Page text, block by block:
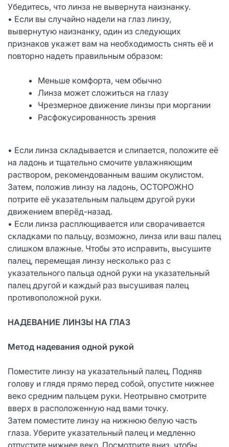
Убедитесь, что линза не вывернута наизнанку.
• Если вы случайно надели на глаз линзу,
вывернутую наизнанку, один из следующих
признаков укажет вам на необходимость снять её и
повторно надеть правильным образом:
Меньше комфорта, чем обычно
Линза может сложиться на глазу
Чрезмерное движение линзы при моргании
Расфокусированность зрения
• Если линза складывается и слипается, положите её
на ладонь и тщательно смочите увлажняющим
раствором, рекомендованным вашим окулистом.
Затем, положив линзу на ладонь, ОСТОРОЖНО
потрите её указательным пальцем другой руки
движением вперёд-назад.
• Если линза расплющивается или сворачивается
складками по пальцу, возможно, линза или ваш палец
слишком влажные. Чтобы это исправить, высушите
палец, перемещая линзу несколько раз с
указательного пальца одной руки на указательный
палец другой и каждый раз высушивая палец
противоположной руки.
НАДЕВАНИЕ ЛИНЗЫ НА ГЛАЗ
Метод надевания одной рукой
Поместите линзу на указательный палец. Подняв
голову и глядя прямо перед собой, опустите нижнее
веко средним пальцем руки. Неотрывно смотрите
вверх в расположенную над вами точку.
Затем поместите линзу на нижнюю белую часть
глаза. Уберите указательный палец и медленно
отпустите нижнее веко. Посмотрите вниз, чтобы